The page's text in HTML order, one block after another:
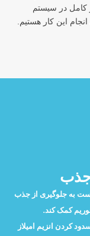
کامل در سیستم
این کار هستیم.
جذب
به جلوگیری از جذب
کمک کند.
کردن انزیم امیلاز